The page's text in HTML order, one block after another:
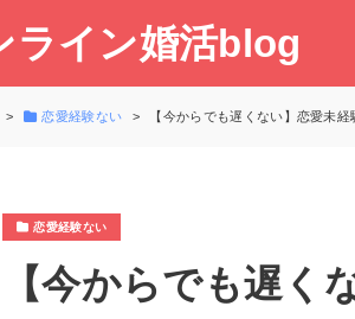
ライン婚活blog
恋愛経験ない 【今からでも遅くない】恋愛未
恋愛経験ない
【今からでも遅く